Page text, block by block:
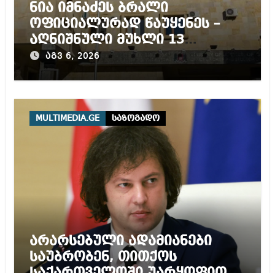
ნია იმნაძეს ბრალი
ოფიციალურად წაუყენეს –
აღნიშნული მუხლი 13
წლამდე პატიმრობას
ითვალისწინებს
აგვ 6, 2026
MULTIMEDIA.GE საზოგადო
არარსებული ადამიანები
საუბრობენ, თითქოს